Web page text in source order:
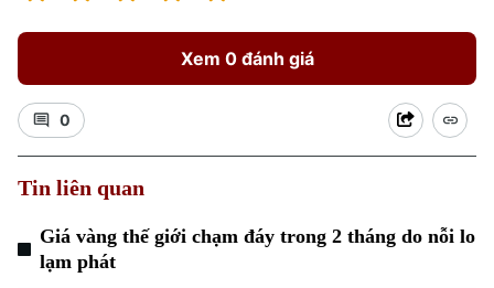
Xem 0 đánh giá
0
Tin liên quan
Giá vàng thế giới chạm đáy trong 2 tháng do nỗi lo
lạm phát